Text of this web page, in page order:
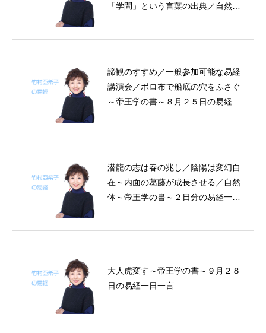
「学問」という言葉の出典／自然農
諦観のすすめ／一般参加可能な易経
講演会／ボロ布で船底の穴をふさぐ
～帝王学の書～８月２５日の易経一
潜龍の志は春の兆し／陰陽は変幻自
在～内面の葛藤が成長させる／自然
体～帝王学の書～２日分の易経一日
大人虎変す～帝王学の書～９月２８
日の易経一日一言